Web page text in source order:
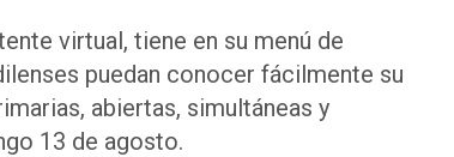
virtual, tiene en su menú de
puedan conocer fácilmente su
abiertas, simultáneas y
13 de agosto.